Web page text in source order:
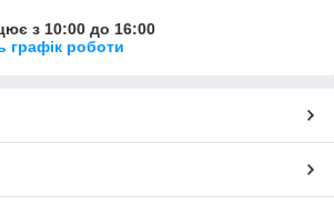
з 10:00 до 16:00
графік роботи